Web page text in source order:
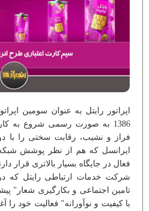
اپراتور رایتل به عنوان سومین
1386 به صورت رسمی شروع به
فراز و نشیب، رقابت سختی را با
ایرانسل که هم از نظر پوشش
فعال در جایگاه بسیار بالاتری قرار
تامین اجتماعی و بکارگیری شعار"
با کیفیت و نوآورانه" فعالیت خود را